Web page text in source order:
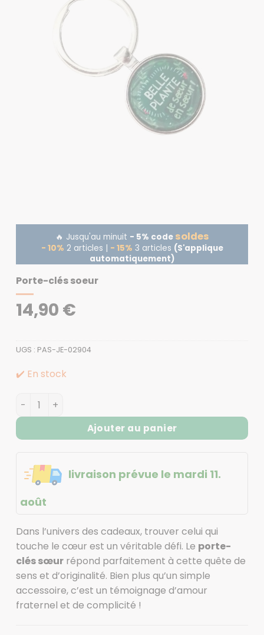
🔥 Jusqu'au minuit - 5% code soldes
- 10% 2 articles | - 15% 3 articles (S'applique
automatiquement)
Porte-clés soeur
14,90 €
UGS : PAS-JE-02904
✔️ En stock
quantité de Porte-clés soeur
Ajouter au panier
livraison prévue le mardi 11.
août
Dans l’univers des cadeaux, trouver celui qui
touche le cœur est un véritable défi. Le porte-
clés sœurrépond parfaitement à cette quête de
sens et d’originalité. Bien plus qu’un simple
accessoire, c’est un témoignage d’amour
fraternel et de complicité !